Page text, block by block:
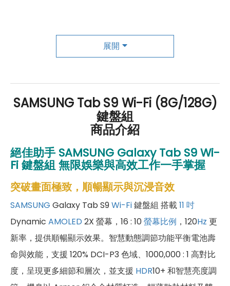
傑昇尊榮會員除了可以「消費集點兌換商品」，每半
年還有「200元配件購物金」，每年再送「VIP生日
展開
SAMSUNG Tab S9 Wi-Fi (8G/128G)
鍵盤組
商品介紹
絕佳助手 SAMSUNG Galaxy Tab S9Wi-
Fi 鍵盤組無限娛樂與高效工作一手掌握
突破畫面極致，順暢顯示與沉浸音效
SAMSUNG Galaxy Tab S9Wi-Fi鍵盤組 搭載11 吋
Dynamic AMOLED 2X 螢幕，16 : 10螢幕比例 ，120Hz 更
新率，提供順暢顯示效果。智慧動態調節功能平衡電池壽
命與效能，支援 120% DCI-P3 色域、1000,000 : 1 高對比
度，呈現更多細節和層次，並支援 HDR10+ 和智慧亮度調